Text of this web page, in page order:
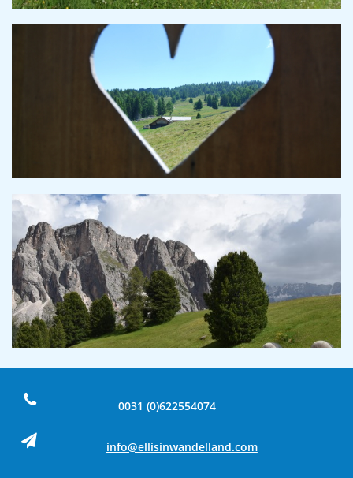
 0031 (0)622554074
 ​info@ellisinwandelland.com